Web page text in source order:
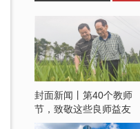
封面新闻丨第40个教师
节，致敬这些良师益友